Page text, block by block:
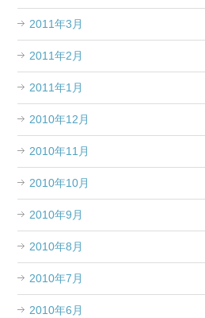
2011年3月
2011年2月
2011年1月
2010年12月
2010年11月
2010年10月
2010年9月
2010年8月
2010年7月
2010年6月